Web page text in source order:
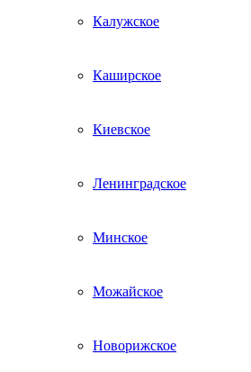
Калужское
Каширское
Киевское
Ленинградское
Минское
Можайское
Новорижское